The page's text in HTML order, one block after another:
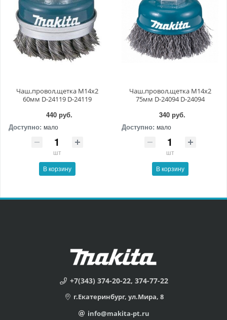
Чаш,провол,щетка M14x2
60мм D-24119 D-24119
440 руб.
Доступно: мало
шт
В корзину
Чаш,провол,щетка M14x2
75мм D-24094 D-24094
340 руб.
Доступно: мало
шт
В корзину
+7(343) 374-20-22, 374-77-22
г.Екатеринбург, ул.Мира, 8
info@makita-pt.ru